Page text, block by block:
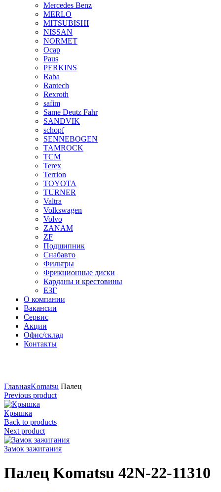
Mercedes Benz
MERLO
MITSUBISHI
NISSAN
NORMET
Ocap
Paus
PERKINS
Raba
Rantech
Rexroth
safim
Same Deutz Fahr
SANDVIK
schopf
SENNEBOGEN
TAMROCK
TCM
Terex
Terrion
TOYOTA
TURNER
Valtra
Volkswagen
Volvo
ZANAM
ZF
Подшипник
Снабавто
Фильтры
Фрикционные диски
Карданы и крестовины
ЕЗГ
О компании
Вакансии
Сервис
Акции
Офис/склад
Контакты
ГлавнаяKomatsu Палец
Previous product
Крышка
Back to products
Next product
Замок зажигания
Палец Komatsu 42N-22-11310